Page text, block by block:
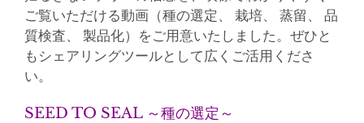
ご覧いただける動画（種の選定、 栽培、 蒸留、 品
質検査、 製品化）をご用意いたしました。ぜひと
もシェアリングツールとして広くご活用くださ
い。
SEED TO SEAL ～種の選定～